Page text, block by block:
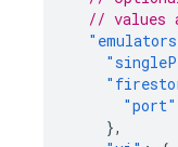
// values
"port"
},